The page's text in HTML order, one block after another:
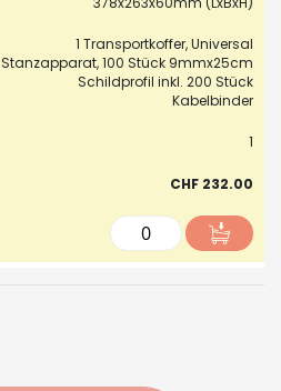
1 Transportkoffer, Universal
Stanzapparat, 100 Stück 9mmx25cm
Schildprofil inkl. 200 Stück
Kabelbinder
1
CHF 232.00